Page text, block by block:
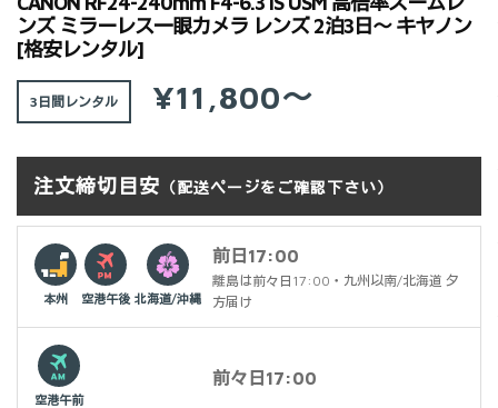
ンズ ミラーレス一眼カメラ レンズ 2泊3日～ キヤノン
[格安レンタル]
3日間 ¥11,800～
注文締切目安 （配送ページをご確認下さい）
本州 空港午後 北海道/沖縄
前日17:00
離島は前々日17:00・九州以南/北海道 夕
方届け
空港午前
前々日17:00